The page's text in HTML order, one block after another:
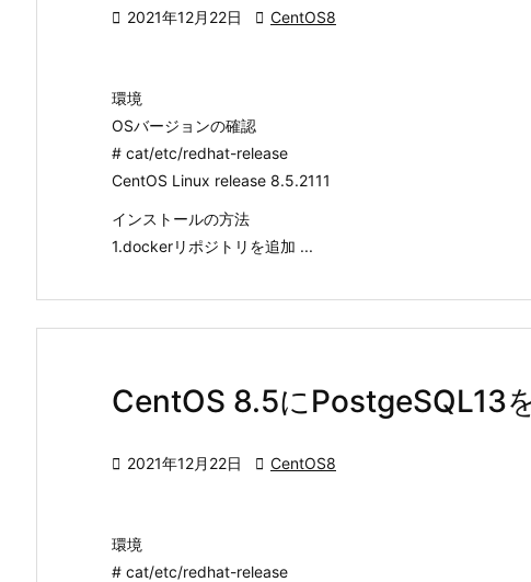
 2021年12月22日  CentOS8
環境
OSバージョンの確認
# cat/etc/redhat-release
CentOS Linux release 8.5.2111
インストールの方法
1.dockerリポジトリを追加 ...
CentOS 8.5にPostgeSQL13
 2021年12月22日  CentOS8
環境
# cat/etc/redhat-release